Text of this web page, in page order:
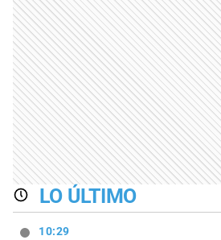
LO ÚLTIMO
10:29